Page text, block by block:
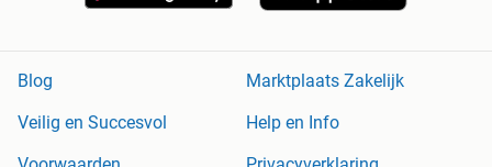
Blog
Marktplaats Zakelijk
Veilig en Succesvol
Help en Info